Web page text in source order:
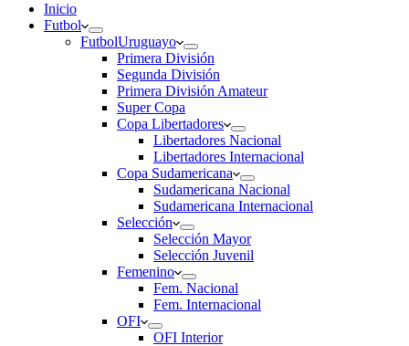
Inicio
Futbol
FutbolUruguayo
Primera División
Segunda División
Primera División Amateur
Super Copa
Copa Libertadores
Libertadores Nacional
Libertadores Internacional
Copa Sudamericana
Sudamericana Nacional
Sudamericana Internacional
Selección
Selección Mayor
Selección Juvenil
Femenino
Fem. Nacional
Fem. Internacional
OFI
OFI Interior